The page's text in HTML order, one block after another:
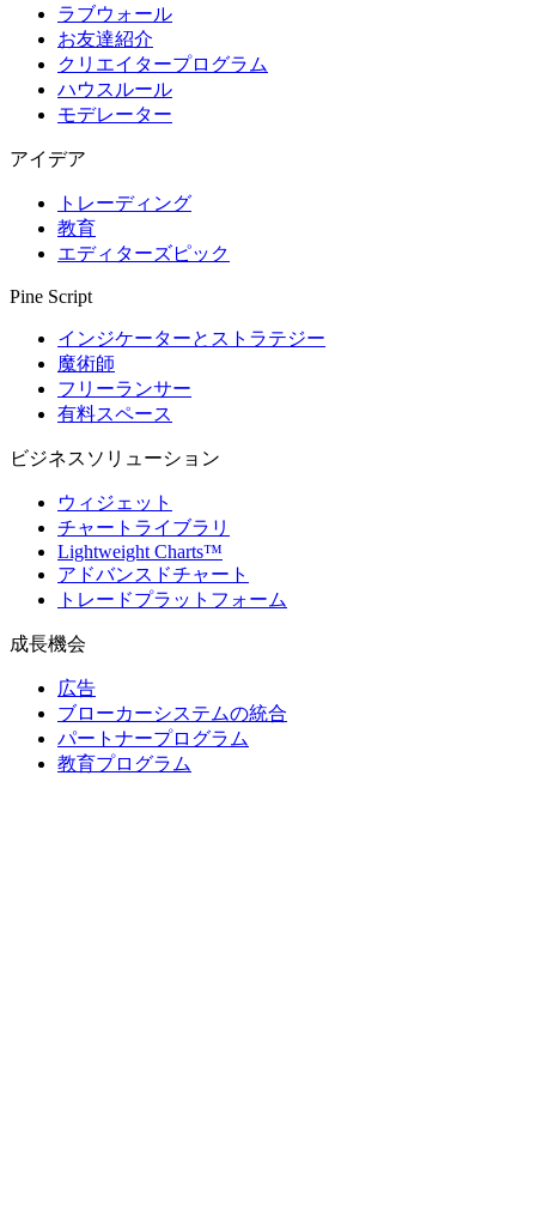
ラブウォール
お友達紹介
クリエイタープログラム
ハウスルール
モデレーター
アイデア
トレーディング
教育
エディターズピック
Pine Script
インジケーターとストラテジー
魔術師
フリーランサー
有料スペース
ビジネスソリューション
ウィジェット
チャートライブラリ
Lightweight Charts™
アドバンスドチャート
トレードプラットフォーム
成長機会
広告
ブローカーシステムの統合
パートナープログラム
教育プログラム